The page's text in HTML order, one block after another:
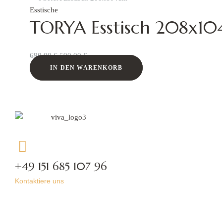
Esstische
TORYA Esstisch
690,00€ 590,00€
IN DEN WARENKORB
+49 151 685 107 96
Kontaktiere uns